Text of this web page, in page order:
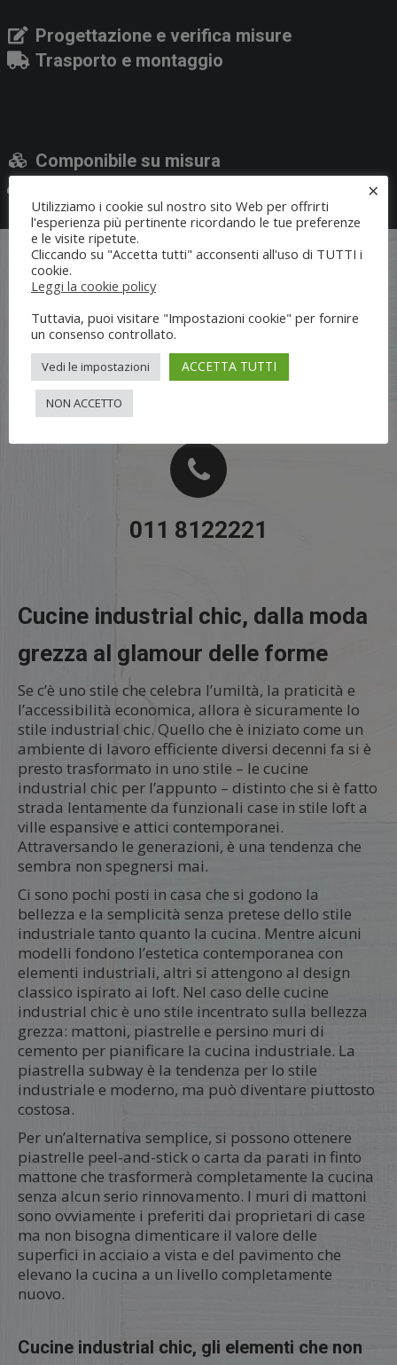
Progettazione e verifica misure
Trasporto e montaggio
Componibile su misura
Richiedi informazioni
Oppure chiamaci allo:
011 8122221
Cucine industrial chic, dalla moda
grezza al glamour delle forme
Se c’è uno stile che celebra l’umiltà, la praticità e
l’accessibilità economica, allora è sicuramente lo
stile industrial chic. Quello che è iniziato come un
ambiente di lavoro efficiente diversi decenni fa si è
presto trasformato in uno stile – le cucine
industrial chic per l’appunto – distinto che si è fatto
strada lentamente da funzionali case in stile loft a
ville espansive e attici contemporanei.
Attraversando le generazioni, è una tendenza che
sembra non spegnersi mai.
Ci sono pochi posti in casa che si godono la
bellezza e la semplicità senza pretese dello stile
industriale tanto quanto la cucina. Mentre alcuni
modelli fondono l’estetica contemporanea con
elementi industriali, altri si attengono al design
classico ispirato ai loft. Nel caso delle cucine
industrial chic è uno stile incentrato sulla bellezza
grezza: mattoni, piastrelle e persino muri di
cemento per pianificare la cucina industriale. La
piastrella subway è la tendenza per lo stile
industriale e moderno, ma può diventare piuttosto
costosa.
Per un’alternativa semplice, si possono ottenere
piastrelle peel-and-stick o carta da parati in finto
mattone che trasformerà completamente la cucina
senza alcun serio rinnovamento. I muri di mattoni
sono ovviamente i preferiti dai proprietari di case
ma non bisogna dimenticare il valore delle
superfici in acciaio a vista e del pavimento che
elevano la cucina a un livello completamente
nuovo.
Cucine industrial chic, gli elementi che non
Utilizziamo i cookie sul nostro sito Web per offrirti
l'esperienza più pertinente ricordando le tue preferenze
e le visite ripetute.
Cliccando su "Accetta tutti" acconsenti all'uso di TUTTI i
cookie.
Leggi la cookie policy
×
Tuttavia, puoi visitare "Impostazioni cookie" per fornire
un consenso controllato.
Vedi le impostazioni ACCETTA TUTTI
NON ACCETTO